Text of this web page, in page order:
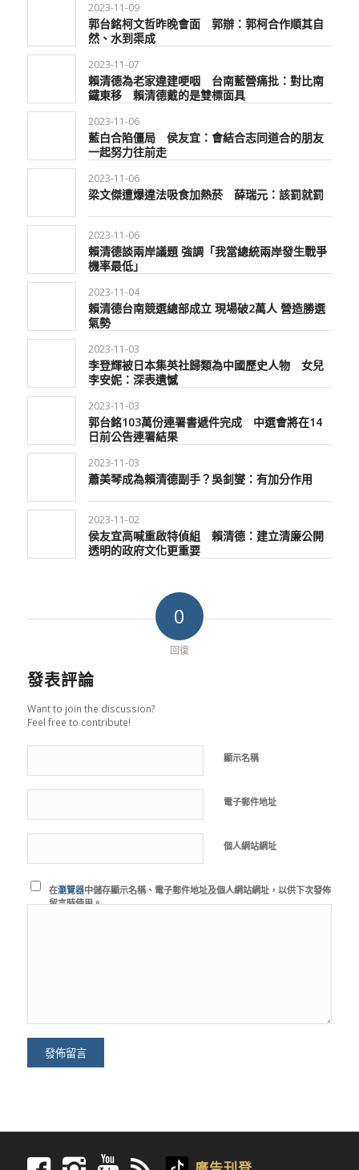
2023-11-09
郭台銘柯文哲昨晚會面 郭辦：郭柯合作順其自
然、水到渠成
2023-11-07
賴清德為老家違建哽咽 台南藍營痛批：對比南
鐵東移 賴清德戴的是雙標面具
2023-11-06
藍白合陷僵局 侯友宜：會結合志同道合的朋友
一起努力往前走
2023-11-06
梁文傑遭爆違法吸食加熱菸 薛瑞元：該罰就罰
2023-11-06
賴清德談兩岸議題 強調「我當總統兩岸發生戰爭
機率最低」
2023-11-04
賴清德台南競選總部成立 現場破2萬人 營造勝選
氣勢
2023-11-03
李登輝被日本集英社歸類為中國歷史人物 女兒
李安妮：深表遺憾
2023-11-03
郭台銘103萬份連署書遞件完成 中選會將在14
日前公告連署結果
2023-11-03
蕭美琴成為賴清德副手？吳釗燮：有加分作用
2023-11-02
侯友宜高喊重啟特偵組 賴清德：建立清廉公開
透明的政府文化更重要
0
回復
發表評論
Want to join the discussion?
Feel free to contribute!
顯示名稱
電子郵件地址
個人網站網址
在瀏覽器中儲存顯示名稱、電子郵件地址及個人網站網址，以供下次發佈
留言時使用。